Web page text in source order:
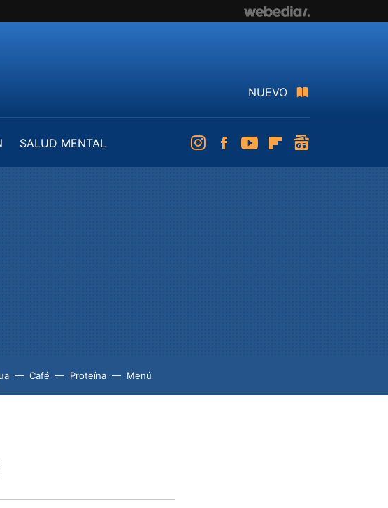
NUEVO
SALUD MENTAL
InstagramFacebookYoutubeFlipboard
Café Proteína Menú